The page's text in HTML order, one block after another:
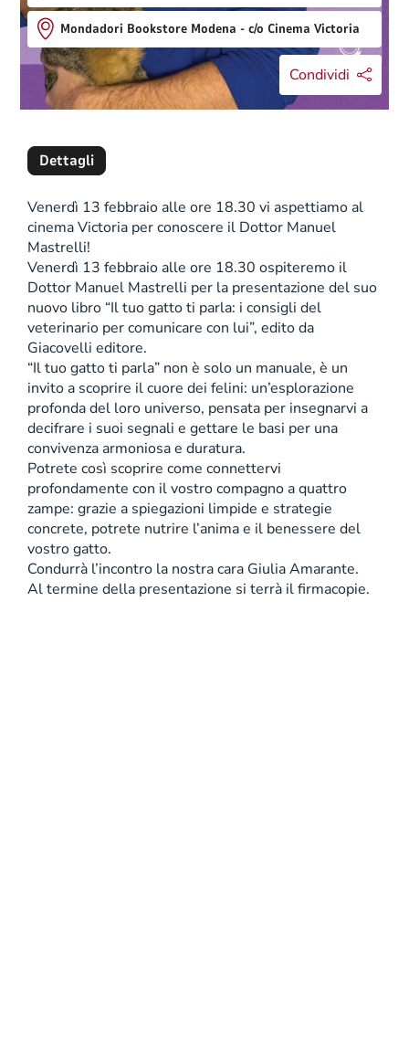
Mondadori Bookstore Modena - c/o Cinema Victoria
Condividi
Dettagli
Venerdì 13 febbraio alle ore 18.30 vi aspettiamo al
cinema Victoria per conoscere il Dottor Manuel
Mastrelli!
Venerdì 13 febbraio alle ore 18.30 ospiteremo il
Dottor Manuel Mastrelli per la presentazione del suo
nuovo libro “Il tuo gatto ti parla: i consigli del
veterinario per comunicare con lui”, edito da
Giacovelli editore.
“Il tuo gatto ti parla” non è solo un manuale, è un
invito a scoprire il cuore dei felini: un’esplorazione
profonda del loro universo, pensata per insegnarvi a
decifrare i suoi segnali e gettare le basi per una
convivenza armoniosa e duratura.
Potrete così scoprire come connettervi
profondamente con il vostro compagno a quattro
zampe: grazie a spiegazioni limpide e strategie
concrete, potrete nutrire l’anima e il benessere del
vostro gatto.
Condurrà l’incontro la nostra cara Giulia Amarante.
Al termine della presentazione si terrà il firmacopie.